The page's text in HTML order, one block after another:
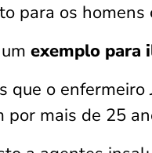
para os homens
exemplo para
que o
por mais de 25